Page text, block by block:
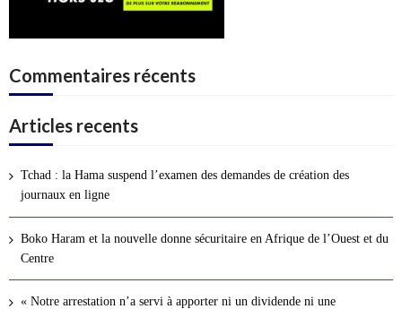
Commentaires récents
Articles recents
Tchad : la Hama suspend l’examen des demandes de création des
journaux en ligne
Boko Haram et la nouvelle donne sécuritaire en Afrique de l’Ouest et du
Centre
« Notre arrestation n’a servi à apporter ni un dividende ni une